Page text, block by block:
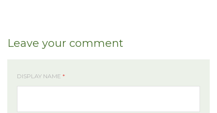
Leave your comment
DISPLAY NAME *